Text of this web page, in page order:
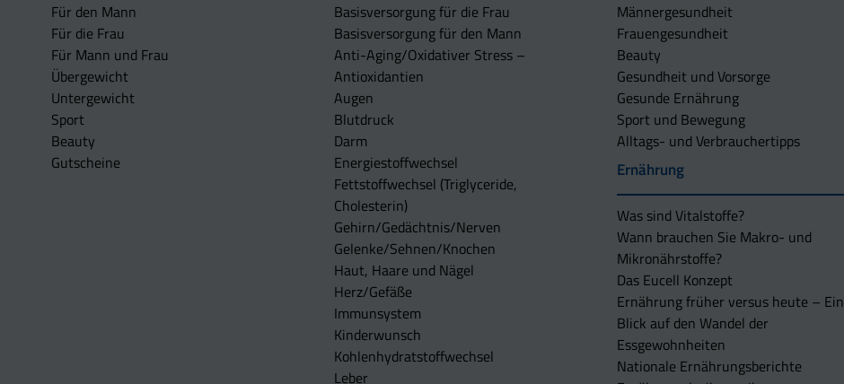
Für den Mann
Für die Frau
Für Mann und Frau
Übergewicht
Untergewicht
Sport
Beauty
Gutscheine
Basisversorgung für die Frau
Basisversorgung für den Mann
Anti-Aging/Oxidativer Stress –
Antioxidantien
Augen
Blutdruck
Darm
Energiestoffwechsel
Fettstoffwechsel (Triglyceride,
Cholesterin)
Gehirn/Gedächtnis/Nerven
Gelenke/Sehnen/Knochen
Haut, Haare und Nägel
Herz/Gefäße
Immunsystem
Kinderwunsch
Kohlenhydratstoffwechsel
Leber
Männergesundheit
Frauengesundheit
Beauty
Gesundheit und Vorsorge
Gesunde Ernährung
Sport und Bewegung
Alltags- und Verbrauchertipps
Ernährung
Was sind Vitalstoffe?
Wann brauchen Sie Makro- und
Mikronährstoffe?
Das Eucell Konzept
Ernährung früher versus heute – Ein
Blick auf den Wandel der
Essgewohnheiten
Nationale Ernährungsberichte